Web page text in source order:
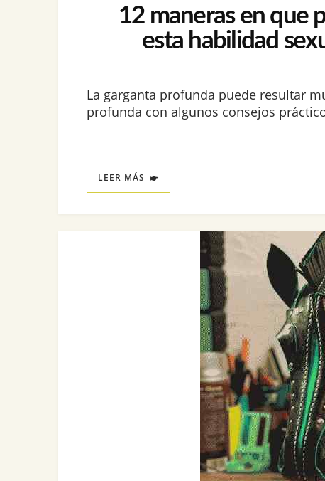
12 maneras en que
esta habilidad
La garganta profunda puede resultar
profunda con algunos consejos
LEER MÁS